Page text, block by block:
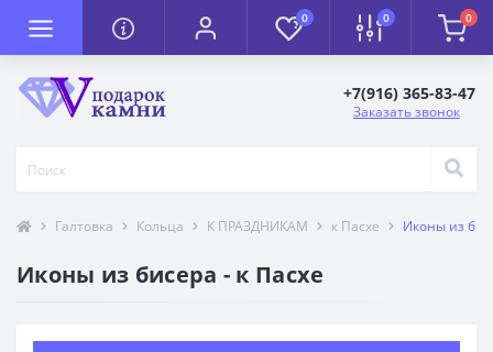
0 0 0
+7(916) 365-83-47
Заказать звонок
Галтовка Кольца К ПРАЗДНИКАМ к Пасхе Иконы из
Иконы из бисера - к Пасхе